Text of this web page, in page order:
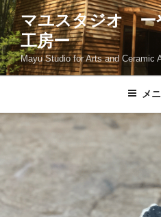
コ
ン
テ
ン
ツ
キ
マユスタジオ ー
工房ー
Mayu Studio for Arts and Ceramic
メ